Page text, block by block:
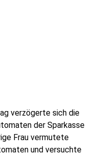
verzögerte sich die
der Sparkasse
Frau vermutete
und versuchte